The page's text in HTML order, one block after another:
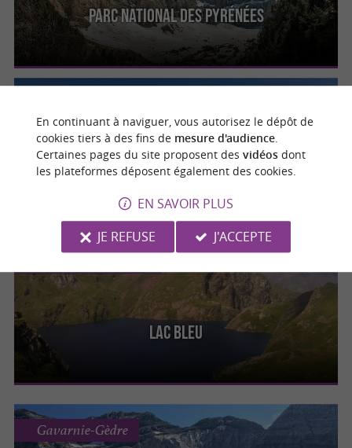
Parc National Des Pyrénées
Le Pic Du Midi De Bigorre
Lac Bleu
Gavarnie-Gèdre
En continuant à naviguer, vous autorisez le dépôt de
cookies tiers à des fins de mesure d'audience.
Certaines pages du site proposent des vidéosdont
les plateformes déposent également des cookies.
EN SAVOIR PLUS
JE REFUSE
J'ACCEPTE